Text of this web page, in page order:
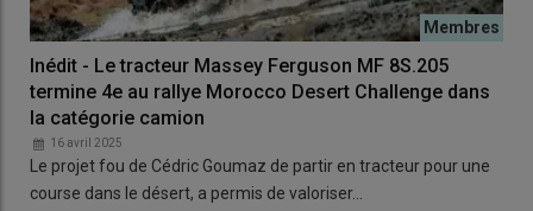
Inédit - Le tracteur Massey Ferguson MF 8S.205
termine 4e au rallye Morocco Desert Challenge dans
la catégorie camion
16 avril 2025
Le projet fou de Cédric Goumaz de partir en tracteur pour une
course dans le désert, a permis de valoriser…